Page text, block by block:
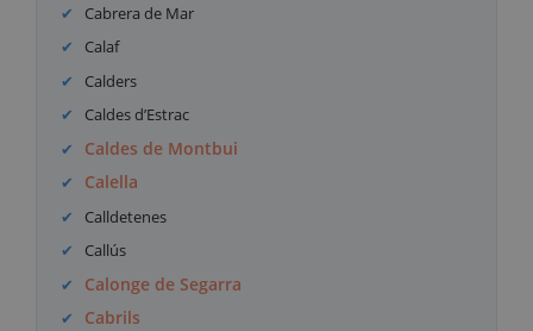
Cabrera de Mar
Calaf
Calders
Caldes d’Estrac
Caldes de Montbui
Calella
Calldetenes
Callús
Calonge de Segarra
Cabrils